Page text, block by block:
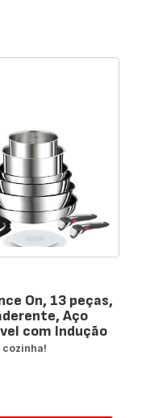
On, 13 peças,
Aço
com Indução
cozinha!